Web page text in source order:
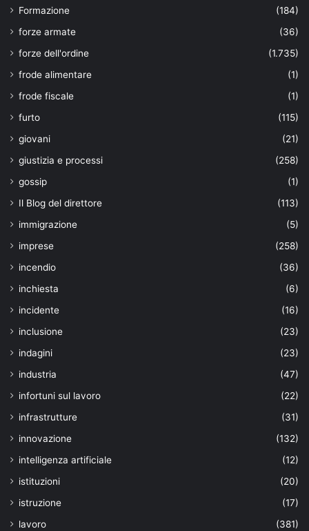
Formazione
(184)
forze armate
(36)
forze dell'ordine
(1.735)
frode alimentare
(1)
frode fiscale
(1)
furto
(115)
giovani
(21)
giustizia e processi
(258)
gossip
(1)
Il Blog del direttore
(113)
immigrazione
(5)
imprese
(258)
incendio
(36)
inchiesta
(6)
incidente
(16)
inclusione
(23)
indagini
(23)
industria
(47)
infortuni sul lavoro
(22)
infrastrutture
(31)
innovazione
(132)
intelligenza artificiale
(12)
istituzioni
(20)
istruzione
(17)
lavoro
(381)